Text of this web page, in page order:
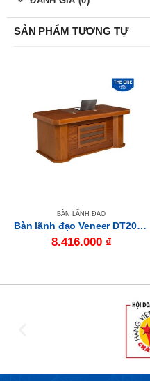
SẢN PHẨM TƯƠNG TỰ
BÀN LÃNH ĐẠO
Bàn lãnh đạo Veneer DT2010V15
8.416.000 ₫